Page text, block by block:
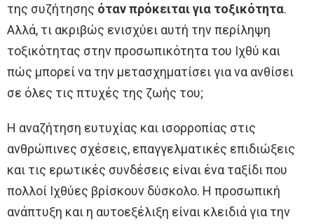
της συζήτησης όταν πρόκειται για τοξικότητα.
Αλλά, τι ακριβώς ενισχύει αυτή την περίληψη
τοξικότητας στην προσωπικότητα του Ιχθύ και
πώς μπορεί να την μετασχηματίσει για να ανθίσει
σε όλες τις πτυχές της ζωής του;
Η αναζήτηση ευτυχίας και ισορροπίας στις
ανθρώπινες σχέσεις, επαγγελματικές επιδιώξεις
και τις ερωτικές συνδέσεις είναι ένα ταξίδι που
πολλοί Ιχθύες βρίσκουν δύσκολο. Η προσωπική
ανάπτυξη και η αυτοεξέλιξη είναι κλειδιά για την